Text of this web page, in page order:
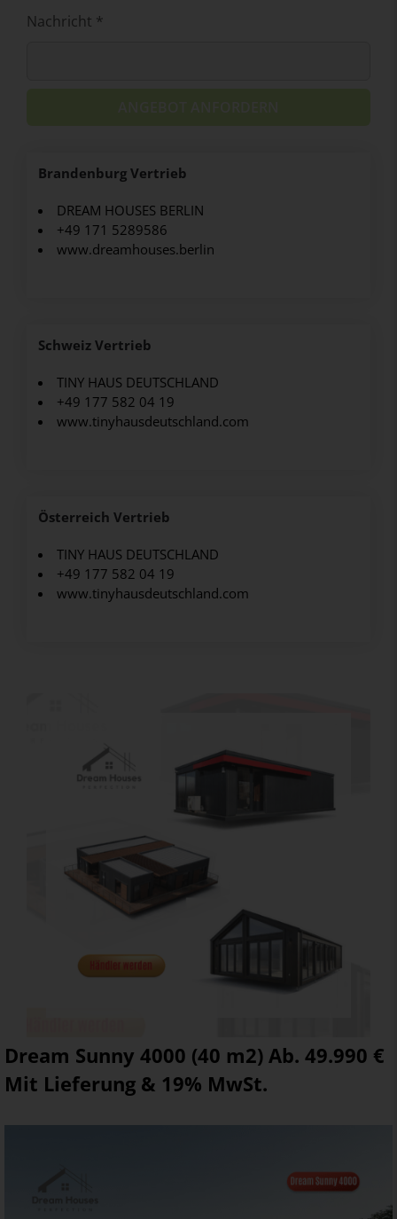
Nachricht *
Brandenburg Vertrieb
DREAM HOUSES BERLIN
+49 171 5289586
www.dreamhouses.berlin
Schweiz Vertrieb
TINY HAUS DEUTSCHLAND
+49 177 582 04 19
www.tinyhausdeutschland.com
Österreich Vertrieb
TINY HAUS DEUTSCHLAND
+49 177 582 04 19
www.tinyhausdeutschland.com
Dream Sunny 4000 (40 m2) Ab. 49.990 €
Mit Lieferung & 19% MwSt.